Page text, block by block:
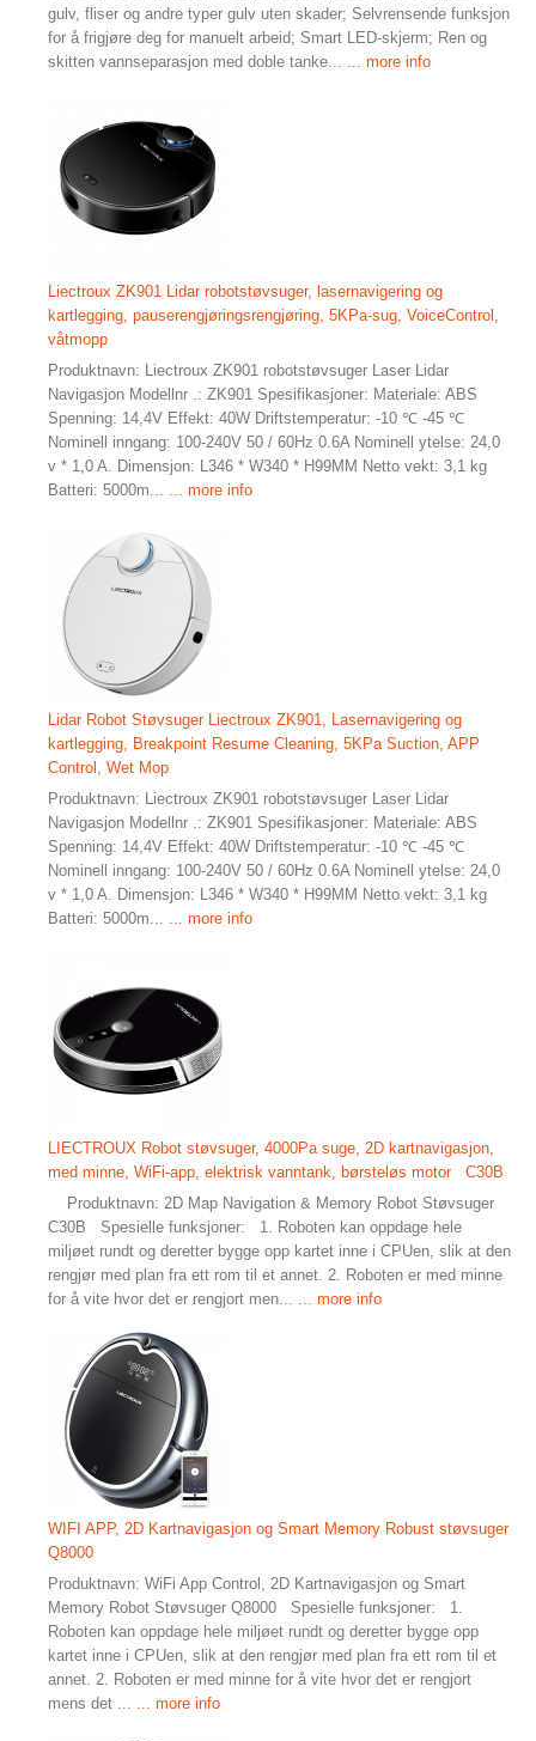
gulv, fliser og andre typer gulv uten skader; Selvrensende funksjon
for å frigjøre deg for manuelt arbeid; Smart LED-skjerm; Ren og
skitten vannseparasjon med doble tanke...
... more info
Liectroux ZK901 Lidar robotstøvsuger, lasernavigering og
kartlegging, pauserengjøringsrengjøring, 5KPa-sug, VoiceControl,
våtmopp
Produktnavn: Liectroux ZK901 robotstøvsuger Laser Lidar
Navigasjon Modellnr .: ZK901 Spesifikasjoner: Materiale: ABS
Spenning: 14,4V Effekt: 40W Driftstemperatur: -10 ℃ -45 ℃
Nominell inngang: 100-240V 50 / 60Hz 0.6A Nominell ytelse: 24,0
v * 1,0 A. Dimensjon: L346 * W340 * H99MM Netto vekt: 3,1 kg
Batteri: 5000m...
... more info
Lidar Robot Støvsuger Liectroux ZK901, Lasernavigering og
kartlegging, Breakpoint Resume Cleaning, 5KPa Suction, APP
Control, Wet Mop
Produktnavn: Liectroux ZK901 robotstøvsuger Laser Lidar
Navigasjon Modellnr .: ZK901 Spesifikasjoner: Materiale: ABS
Spenning: 14,4V Effekt: 40W Driftstemperatur: -10 ℃ -45 ℃
Nominell inngang: 100-240V 50 / 60Hz 0.6A Nominell ytelse: 24,0
v * 1,0 A. Dimensjon: L346 * W340 * H99MM Netto vekt: 3,1 kg
Batteri: 5000m...
... more info
LIECTROUX Robot støvsuger, 4000Pa suge, 2D kartnavigasjon,
med minne, WiFi-app, elektrisk vanntank, børsteløs motor C30B
Produktnavn: 2D Map Navigation & Memory Robot Støvsuger
C30B Spesielle funksjoner: 1. Roboten kan oppdage hele
miljøet rundt og deretter bygge opp kartet inne i CPUen, slik at den
rengjør med plan fra ett rom til et annet. 2. Roboten er med minne
for å vite hvor det er rengjort men...
... more info
WIFI APP, 2D Kartnavigasjon og Smart Memory Robust støvsuger
Q8000
Produktnavn: WiFi App Control, 2D Kartnavigasjon og Smart
Memory Robot Støvsuger Q8000 Spesielle funksjoner: 1.
Roboten kan oppdage hele miljøet rundt og deretter bygge opp
kartet inne i CPUen, slik at den rengjør med plan fra ett rom til et
annet. 2. Roboten er med minne for å vite hvor det er rengjort
mens det ...
... more info